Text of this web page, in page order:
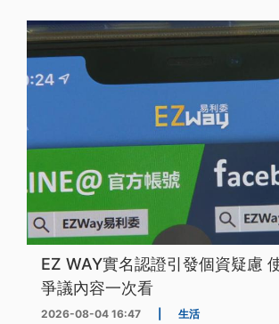
EZ WAY實名認證引發個資疑慮
爭議內容一次看
2026-08-04 16:47 生活